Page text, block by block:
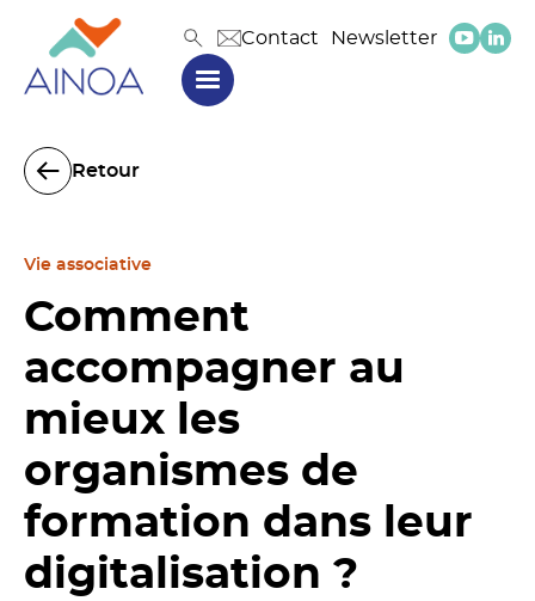
Contact Newsletter
Retour
Vie associative
Comment
accompagner au
mieux les
organismes de
formation dans leur
digitalisation ?